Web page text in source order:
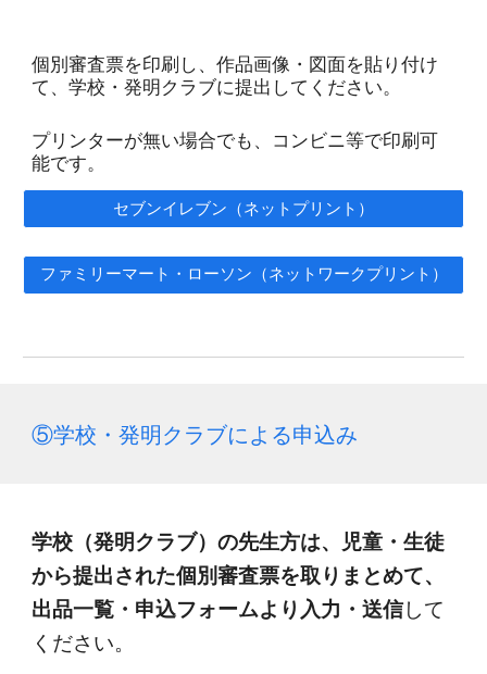
個別審査票を印刷し、作品画像・図面を貼り付け
て、学校・発明クラブに提出してください。
プリンターが無い場合でも、コンビニ等で印刷可
能です。
セブンイレブン（ネットプリント）
ファミリーマート・ローソン（ネットワークプリント）
⑤学校・発明クラブによる申込み
学校（発明クラブ）の先生方は、児童・生徒
から提出された個別審査票を取りまとめて、
出品一覧・申込フォームより入力・送信して
ください。